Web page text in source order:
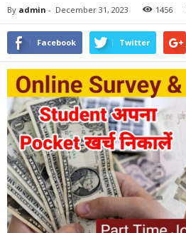
By admin - December 31, 2023 1456
Facebook Twitter